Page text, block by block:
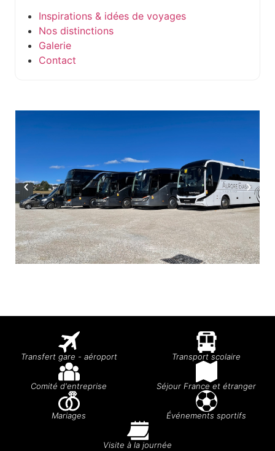
Inspirations & idées de voyages
Nos distinctions
Galerie
Contact
Transfert gare - aéroport Transport scolaire
Comité d'entreprise Séjour France et étranger
Mariages Événements sportifs
Visite à la journée